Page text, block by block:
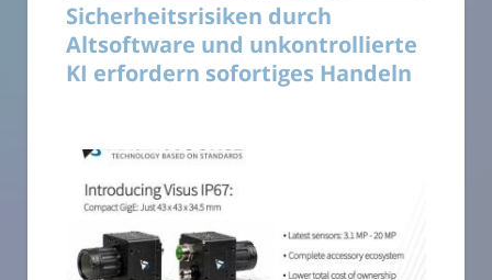
Sicherheitsrisiken durch
Altsoftware und unkontrollierte
KI erfordern sofortiges Handeln